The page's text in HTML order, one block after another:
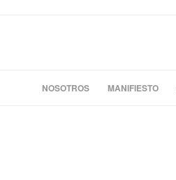
NOSOTROS MANIFIESTO